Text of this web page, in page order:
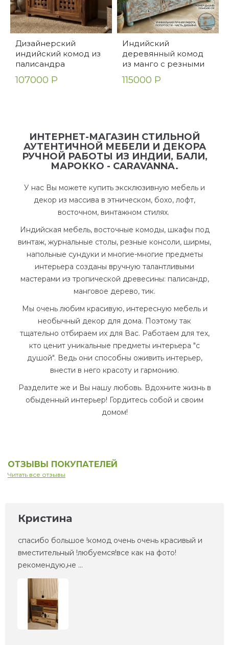
Дизайнерский
индийский комод из
палисандра
107000 Р
Индийский
деревянный комод
из манго с резными
115000 Р
ИНТЕРНЕТ-МАГАЗИН СТИЛЬНОЙ
АУТЕНТИЧНОЙ МЕБЕЛИ И ДЕКОРА
РУЧНОЙ РАБОТЫ ИЗ ИНДИИ, БАЛИ,
МАРОККО - CARAVANNA.
У нас Вы можете купить эксклюзивную мебель и
декор из массива в этническом, бохо, лофт,
восточном, винтажном стилях.
Индийская мебель, восточные комоды, шкафы под
винтаж, журнальные столы, резные консоли, ширмы,
напольные сундуки и многие-многие предметы
интерьера созданы вручную талантливыми
мастерами из тропической древесины: палисандр,
манговое дерево, тик.
Мы очень любим красивую, интересную мебель и
необычный декор для дома. Поэтому так
тщательно отбираем их для Вас. Работаем для тех,
кто ценит уникальные предметы интерьера "с
душой". Ведь они способны оживить интерьер,
внести в него красоту и гармонию.
Разделите же и Вы нашу любовь. Вдохните жизнь в
обыденный интерьер! Гордитесь собой и своим
домом!
ОТЗЫВЫ ПОКУПАТЕЛЕЙ
Читать все отзывы
Кристина
спасибо большое !комод очень очень красивый и
вместительный !любуемся!все как на фото!
рекомендую,не ...